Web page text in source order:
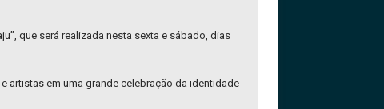
que será realizada nesta sexta e sábado, dias
artistas em uma grande celebração da identidade